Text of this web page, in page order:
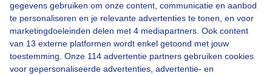
gegevens gebruiken om onze content, communicatie en aanbod
te personaliseren en je relevante advertenties te tonen, en voor
marketingdoeleinden delen met 4 mediapartners. Ook content
van 13 externe platformen wordt enkel getoond met jouw
toestemming. Onze 114 advertentie partners gebruiken cookies
voor gepersonaliseerde advertenties, advertentie- en
Over Buienradar